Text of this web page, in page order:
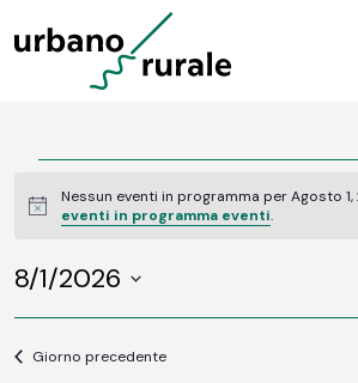
Eventi
for
Agosto
Notice
Nessun eventi in programma per Agosto 1,
eventi in programma eventi.
8/1/2026
DATA.Giorno precedente